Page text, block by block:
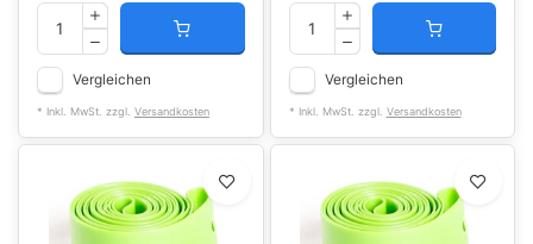
Vergleichen
* Inkl. MwSt. zzgl. Versandkosten
Vergleichen
* Inkl. MwSt. zzgl. Versandkosten